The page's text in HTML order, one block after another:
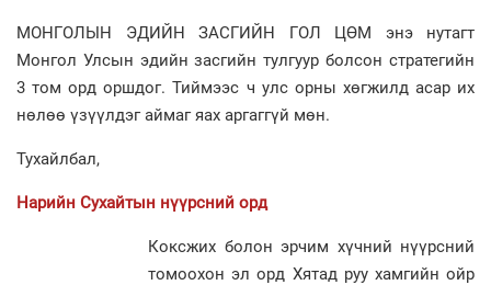
МОНГОЛЫН ЭДИЙН ЗАСГИЙН ГОЛ ЦӨМ энэ нутагт
Монгол Улсын эдийн засгийн тулгуур болсон стратегийн
3 том орд оршдог. Тиймээс ч улс орны хөгжилд асар их
нөлөө үзүүлдэг аймаг яах аргаггүй мөн.
Тухайлбал,
Нарийн Сухайтын нүүрсний орд
Коксжих болон эрчим хүчний нүүрсний
томоохон эл орд Хятад руу хамгийн ойр